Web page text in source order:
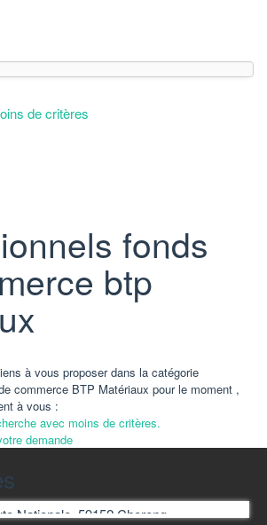
de critères
fonds
btp
à vous proposer dans la catégorie
commerce BTP Matériaux pour le moment ,
à vous :
avec moins de critères.
demande
Nationale, 59152 Chereng